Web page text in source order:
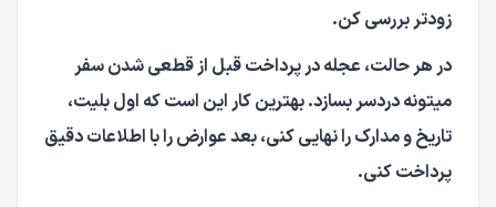
زودتر بررسی کن.
در هر حالت، عجله در پرداخت قبل از قطعی شدن سفر
میتونه دردسر بسازد. بهترین کار این است که اول بلیت،
تاریخ و مدارک را نهایی کنی، بعد عوارض را با اطلاعات دقیق
پرداخت کنی.